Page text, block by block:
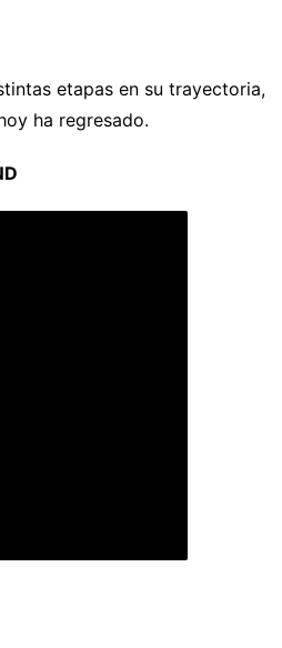
etapas en su trayectoria,
ha regresado.